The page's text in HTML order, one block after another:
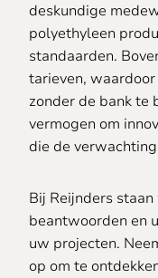
deskundige
polyethyleen
standaarden.
tarieven,
zonder de bank te
vermogen om
die de
Bij Reijnders
beantwoorden en
uw projecten.
op om te